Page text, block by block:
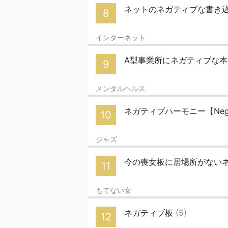
8 ネットのネガティブな書き
インターネット
9 A型事業所にネガティブな
メンタルヘルス
10 ネガティブハーモニー【
ジャズ
11 今の喪女板に居場所がない
もてない女
12 ネガティブ板 (5)